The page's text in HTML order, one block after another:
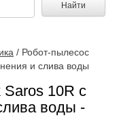
Найти
/ Робот-пылесос
и слива воды
10R c
воды -